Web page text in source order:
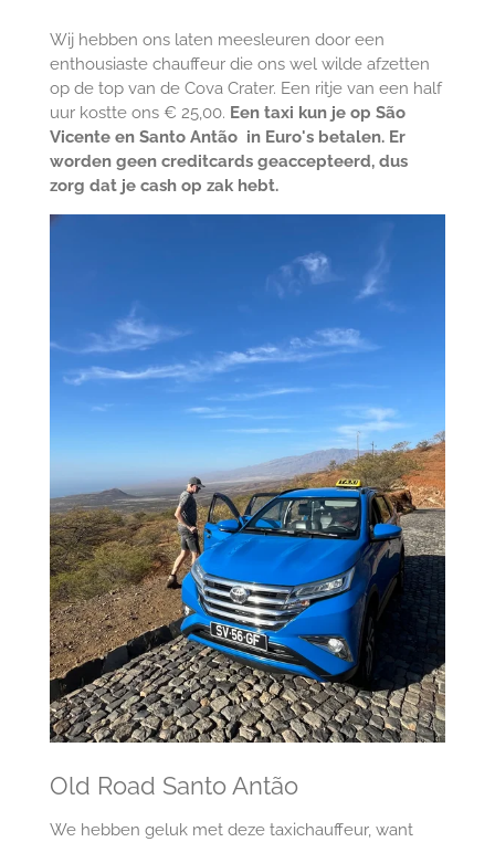
Wij hebben ons laten meesleuren door een
enthousiaste chauffeur die ons wel wilde afzetten
op de top van de Cova Crater. Een ritje van een half
uur kostte ons € 25,00. Een taxi kun je op São
Vicente en Santo Antão in Euro's betalen. Er
worden geen creditcards geaccepteerd, dus
zorg dat je cash op zak hebt.
Old Road Santo Antão
We hebben geluk met deze taxichauffeur, want